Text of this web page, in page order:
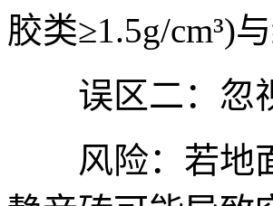
胶类≥1.5g/cm³)
误区二：忽
风险：若地面